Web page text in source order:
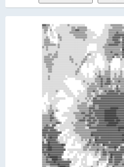
▓▓▓▓▒▒▒▒  ░░      ░░░░░░░░▒▒░░░░░░░░░░░░░░░░                    ░░░░░░▒▒▒▒▒▒▒▒▒▒▒▒░░░░▓▓▓▓▒▒▓▓▒▒▓▓▓▓▒▒▒▒▓▓▒▒▓▓▒▒▓▓▓▓▓▓▓▓▓▓░░  ▒▒▒▒▒▒▒▒▒▒▒▒
▒▒▒▒▒▒░░░░    ░░░░░░░░░░░░░░░░▒▒▒▒░░▒▒▒▒▒▒▒▒▒▒                  ░░░░░░░░▒▒▒▒▒▒▒▒▒▒▒▒▒▒▓▓▓▓▓▓▓▓▓▓▓▓▓▓▓▓▓▓▓▓▓▓▒▒▒▒▓▓▓▓▒▒▒▒▒▒▒▒▓▓▓▓▒▒▒▒▒▒▒▒░░
░░▒▒▒▒  ▒▒  ░░░░░░░░░░░░░░░░░░▒▒▒▒▓▓▓▓▒▒▒▒▒▒▒▒░░░░            ░░░░░░▒▒▒▒▒▒▒▒▒▒▒▒▒▒░░▒▒▓▓▓▓▓▓▒▒▓▓▓▓▓▓▓▓▓▓▓▓██▓▓▓▓▒▒▓▓▓▓▓▓▓▓▓▓▓▓▓▓░░░░▒▒▒▒▒▒
░░▒▒░░  ░░░░  ░░░░░░░░░░░░░░▒▒▒▒▒▒▒▒▒▒▒▒▒▒▒▒░░░░░░░░░░        ░░░░░░▒▒▒▒▒▒▒▒▓▓▒▒▒▒▒▒▓▓▓▓▓▓▓▓▓▓██▓▓██▓▓▓▓▓▓▓▓██▓▓▓▓▓▓▓▓▓▓▓▓▓▓▓▓▓▓▓▓░░░░░░░░
░░░░░░  ░░░░    ▒▒░░░░░░░░░░░░░░▒▒▒▒▒▒▒▒▒▒▒▒▒▒░░░░░░░░░░    ░░░░░░░░▒▒▒▒▒▒▓▓▓▓▓▓▓▓▓▓▓▓▓▓▓▓▓▓▓▓▓▓▓▓▓▓▓▓▓▓▓▓▓▓▓▓▓▓████▓▓▓▓▓▓▓▓▓▓▓▓▒▒▒▒    ░░
░░░░▒▒░░  ░░░░  ▒▒▒▒░░░░░░░░░░░░░░▒▒▒▒▒▒▒▒▒▒▒▒░░░░░░    ░░░░░░░░░░░░▒▒▒▒▓▓▓▓▓▓▓▓▒▒▓▓▓▓▓▓▓▓▓▓██▓▓▓▓▓▓▓▓▓▓▓▓▓▓▓▓████████▓▓▓▓▒▒▒▒▓▓▓▓░░  ░░░░
░░▒▒▒▒▒▒        ░░▒▒░░░░░░░░░░░░░░░░░░░░░░▒▒░░░░░░░░░░░░░░░░░░░░░░▒▒▒▒▒▒▓▓▓▓▓▓▒▒░░▓▓▓▓▓▓▓▓▓▓▓▓▓▓▓▓▓▓▓▓▓▓▓▓▓▓▓▓██▓▓▓▓██▓▓██▓▓▓▓▓▓▓▓▒▒░░░░░░
░░▒▒▒▒▒▒░░░░    ░░░░░░░░░░░░░░░░░░░░░░░░░░░░░░░░░░░░░░░░░░░░░░░░░░▒▒▒▒▒▒▒▒▓▓▓▓▓▓▒▒▓▓▓▓▓▓▓▓██▓▓▓▓▓▓██▓▓▓▓▓▓▓▓▓▓▓▓▓▓▓▓██████▓▓▓▓▓▓▓▓░░  ░░▒▒
░░▒▒▒▒▒▒▒▒▒▒▒▒░░▒▒░░░░░░░░░░░░░░░░░░░░░░░░░░░░░░        ░░░░░░░░▒▒▒▒▓▓▓▓▓▓▓▓▓▓▒▒▒▒▓▓▒▒▓▓▓▓▓▓▓▓▓▓▓▓▓▓▓▓▓▓▓▓████▓▓▓▓▓▓██▓▓██▓▓▓▓▓▓▓▓░░  ░░░░
▒▒░░▒▒░░░░░░░░░░▒▒░░░░░░░░░░░░░░░░░░░░░░░░░░░░          ░░░░░░▒▒▒▒▒▒▒▒▒▒▒▒▒▒▒▒▒▒▒▒▓▓▓▓▓▓▓▓▓▓▓▓▓▓▓▓▓▓▓▓▓▓████████▓▓▓▓██████████▓▓▓▓▓▓░░░░░░
░░░░▒▒░░░░░░░░░░░░░░░░░░░░░░░░░░░░░░░░░░░░░░░░          ░░░░░░░░▒▒▒▒▒▒▒▒▒▒▒▒▒▒▒▒░░██▒▒▓▓▓▓▓▓▓▓▓▓▓▓▓▓▓▓▓▓██▓▓████████▓▓████▓▓▓▓▓▓▓▓░░░░▒▒▒▒
░░░░░░░░░░░░░░▒▒░░░░░░░░░░░░░░░░░░░░░░░░░░░░░░  ░░░░░░░░░░░░░░░░▒▒▒▒▒▒▓▓▒▒▒▒▒▒▒▒▒▒▓▓▓▓▒▒▓▓▓▓▓▓▓▓▓▓▓▓▓▓▓▓▓▓██▓▓▓▓██████████▓▓██████░░░░░░▒▒
░░░░░░▒▒▒▒░░▒▒▒▒░░░░░░░░░░░░░░░░░░░░░░░░░░░░  ▒▒▒▒░░  ░░    ░░░░▒▒▒▒▒▒▒▒▒▒▓▓▓▓▒▒▒▒▓▓▒▒▓▓▓▓██▓▓▓▓▓▓▓▓▓▓▓▓▓▓██▓▓▓▓▓▓▓▓████████▓▓██▓▓▒▒░░░░░░
░░▒▒▒▒▒▒░░▒▒▒▒▒▒░░░░░░░░░░░░▒▒░░░░░░░░░░░░░░▒▒░░  ░░░░░░      ░░░░▒▒▒▒▒▒▓▓░░▒▒▒▒░░▓▓▒▒░░▓▓▓▓▓▓██▓▓▓▓▓▓▓▓▓▓██▓▓▓▓██▓▓████████████▓▓▒▒▒▒░░░░
░░▒▒▒▒▒▒▒▒▒▒░░░░░░░░░░░░░░░░▒▒▒▒░░░░░░░░░░▒▒▒▒░░░░░░░░        ░░░░▒▒▒▒▒▒        ▒▒░░░░░░▒▒░░  ░░▓▓▓▓▓▓████▓▓████████████████████▓▓░░░░▒▒░░
░░▒▒▒▒▒▒▒▒░░░░░░░░░░░░░░░░░░░░▒▒░░░░░░░░▒▒▒▒░░░░░░░░░░          ░░░░▒▒░░        ░░░░░░░░        ▓▓▓▓▓▓▓▓██████████████████▓▓▓▓██▓▓▒▒░░▒▒░░
░░░░▒▒▒▒▒▒▒▒░░░░░░░░░░░░░░░░░░░░░░▒▒░░░░▒▒    ░░    ░░          ░░░░░░          ░░░░░░        ░░▓▓▓▓▓▓▓▓████████████████████▓▓██░░▒▒▒▒░░░░
░░░░▒▒▒▒▒▒░░░░░░░░░░░░░░░░░░░░░░░░░░░░▒▒      ░░        ░░      ░░░░▒▒          ░░░░          ▒▒▓▓▓▓▓▓██▓▓██████████████████▓▓▓▓░░░░▓▓▒▒▒▒
░░░░░░▒▒▒▒░░░░░░░░░░░░░░░░░░░░░░░░░░▒▒░░              ░░░░░░  ░░░░░░▒▒    ░░  ░░░░      ░░    ▓▓▓▓▓▓░░░░▓▓▓▓████▓▓██████████▒▒▓▓▓▓▒▒▒▒▒▒▒▒
░░░░░░▒▒▒▒░░░░░░░░░░░░░░░░░░░░░░░░▒▒▒▒░░            ░░░░░░▒▒░░░░▒▒▒▒▒▒░░░░░░░░░░▒▒░░    ░░    ▒▒░░░░░░░░▒▒▒▒▓▓████▓▓██████▒▒░░▒▒▓▓▒▒▒▒▒▒▒▒
░░░░░░░░░░░░░░░░░░░░░░░░░░░░░░░░░░▒▒░░░░░░    ░░      ▒▒░░▒▒░░░░▒▒▒▒▒▒░░░░▒▒░░░░▒▒░░░░░░░░    ░░░░░░        ░░████████▓▓▓▓▒▒░░▒▒▓▓▒▒▒▒▒▒▒▒
░░░░░░▒▒░░░░░░░░░░░░░░░░  ░░░░░░░░░░░░░░░░░░  ░░    ░░░░▒▒▓▓▒▒▒▒▒▒▒▒▒▒░░░░▒▒░░▒▒▒▒░░░░▒▒░░░░░░░░░░          ▓▓▓▓▒▒▓▓▒▒▒▒▓▓▓▓▒▒▒▒▓▓▓▓▒▒▓▓▒▒
░░░░░░▒▒░░░░░░░░░░░░░░░░░░        ░░░░░░░░░░░░░░░░░░░░▒▒▒▒▒▒▓▓▒▒▒▒▓▓▓▓░░▒▒▒▒▒▒▒▒▒▒▒▒▒▒░░░░░░▒▒░░░░░░      ░░░░  ░░░░▒▒▒▒▓▓▓▓▒▒▒▒▒▒▒▒▒▒▒▒▒▒
░░░░░░░░░░░░░░░░░░░░░░                  ░░▒▒░░░░░░░░░░▒▒▒▒▒▒▓▓▒▒▒▒▓▓▓▓▒▒░░▒▒▒▒▓▓▒▒▒▒▒▒░░░░▒▒▒▒▒▒░░░░░░░░                ▓▓▓▓▒▒▒▒▒▒▒▒▓▓▒▒▒▒
░░░░░░░░░░░░░░░░░░░░░░░░                ░░░░░░▒▒░░▒▒▒▒░░▒▒▒▒▓▓▒▒▓▓▓▓▓▓▒▒▒▒▒▒▒▒▒▒▒▒▒▒▒▒▒▒▒▒▒▒▒▒▒▒▒▒░░░░          ░░░░░░░░▓▓▓▓▒▒▒▒▒▒▒▒▒▒▒▒▒▒
░░░░░░░░░░░░░░░░░░░░░░░░░░                ░░░░░░▒▒▒▒▒▒▒▒▒▒▒▒▓▓▒▒▒▒▒▒░░▒▒░░░░▓▓░░▒▒▒▒▒▒▒▒▓▓▒▒▒▒▒▒▒▒░░          ░░░░░░░░▒▒▓▓▒▒▒▒▒▒▒▒░░▒▒▒▒▒▒
░░░░░░░░░░░░░░░░░░░░░░░░░░░░                ░░▒▒▒▒▒▒▒▒▒▒░░▒▒▒▒▒▒▒▒▒▒▒▒▒▒░░▒▒▓▓▒▒▒▒▒▒▒▒▓▓▒▒▒▒▒▒▒▒▒▒░░          ░░░░░░░░░░▓▓▒▒▒▒▒▒▒▒░░▒▒▒▒░░
░░░░░░░░░░░░░░▒▒░░    ░░░░░░░░      ░░░░  ░░░░▒▒▒▒▒▒▓▓▒▒▒▒░░░░▒▒▓▓▒▒▓▓▓▓▓▓▒▒▓▓▓▓▒▒▒▒▒▒▒▒▒▒▒▒▒▒▒▒░░░░░░      ░░░░  ░░░░░░▒▒▒▒▒▒▒▒▒▒▒▒▒▒▒▒░░
░░░░  ░░░░░░░░░░        ░░░░░░░░      ░░░░░░░░▒▒▒▒░░░░▒▒▒▒░░▒▒▒▒▒▒▓▓▓▓▓▓▓▓▓▓▓▓▒▒▓▓▓▓▓▓▒▒▒▒▒▒▒▒▒▒░░░░░░      ░░░░          ░░▒▒░░░░▓▓▒▒░░░░
░░    ░░░░░░░░            ░░░░░░░░  ░░░░░░░░░░▒▒▒▒▒▒░░▒▒▓▓▓▓▓▓▓▓▓▓▓▓▓▓▓▓▓▓▓▓▓▓▓▓▓▓▓▓▓▓▒▒▓▓▒▒▒▒▒▒░░▒▒░░    ▒▒▒▒░░░░░░░░░░░░  ░░░░░░▒▒░░░░░░
      ░░░░  ░░░░░░░░░░░░        ░░░░░░░░░░░░▒▒░░▒▒░░▓▓▓▓▒▒▒▒▓▓▓▓▓▓▓▓▓▓▓▓▓▓▓▓▓▓▓▓▓▓▓▓▓▓▓▓▓▓░░░░░░▒▒░░░░  ▓▓▒▒▒▒░░░░  ░░░░░░  ▒▒░░░░▒▒░░░░░░
      ░░░░░░░░░░░░              ░░░░▒▒░░░░░░░░▒▒░░▒▒▓▓▓▓▓▓▓▓▓▓▓▓▓▓▓▓▓▓▓▓▓▓▓▓▓▓▓▓▓▓▓▓▓▓▓▓▓▓▒▒░░░░░░░░░░▓▓▒▒░░░░            ░░▒▒░░░░▒▒░░░░░░
  ░░    ░░░░░░░░                ░░░░░░░░▒▒▒▒▒▒░░░░░░▓▓▓▓▓▓▓▓▓▓▓▓▓▓▓▓▓▓▓▓▓▓▓▓▓▓▓▓▓▓▓▓▓▓▓▓▓▓▒▒░░▒▒▒▒▒▒▓▓▒▒░░░░            ░░░░▒▒░░░░░░░░░░▒▒
    ░░░░▒▒░░░░                ░░░░░░▒▒▒▒▒▒▒▒▒▒░░▒▒▒▒▓▓▒▒▒▒▓▓▓▓▓▓▓▓▓▓▓▓▓▓▓▓▓▓▓▓▓▓▓▓▓▓▓▓▓▓▓▓▓▓▒▒▒▒▒▒▒▒▒▒▒▒▒▒░░░░░░      ░░░░░░▒▒░░░░░░░░░░▓▓
    ░░░░▒▒░░░░░░          ░░░░░░░░░░▒▒▒▒▒▒▒▒▒▒▒▒▓▓▓▓▓▓▒▒▒▒▓▓▓▓▓▓▓▓▓▓▓▓████████▓▓▓▓▓▓▓▓▓▓▓▓▓▓▓▓▒▒░░▒▒▒▒▒▒▒▒▒▒░░░░  ░░░░░░░░▒▒░░░░░░░░░░▒▒▓▓
░░  ░░▒▒▒▒▒▒░░▒▒░░          ░░░░░░░░░░▒▒▒▒▒▒▒▒▒▒▓▓▒▒▓▓▓▓▓▓▓▓▓▓▓▓████████████▓▓▓▓▓▓▓▓▓▓▓▓▓▓▓▓▓▓▓▓░░░░░░░░░░░░░░          ░░░░  ░░▒▒░░░░▓▓▓▓
░░░░░░▒▒▒▒▓▓░░        ░░░░░░░░░░▒▒▒▒▒▒▒▒▓▓▓▓▒▒▒▒▓▓▓▓▒▒▓▓▓▓▓▓▓▓▓▓████████████▓▓▓▓▓▓▓▓▓▓██▓▓▓▓▓▓▒▒▒▒▒▒▒▒▒▒░░              ░░░░░░░░░░▓▓▓▓▓▓▓▓
▒▒▒▒▒▒▒▒▓▓▒▒░░      ░░░░░░░░░░░░░░▒▒▒▒▒▒▒▒▒▒▓▓▓▓▓▓▒▒▒▒▓▓▓▓▓▓▓▓▓▓████████████▓▓▓▓▓▓▓▓▓▓▓▓▓▓▓▓▓▓▓▓▒▒▒▒░░░░░░░░░░░░      ░░░░▒▒░░▒▒▒▒▒▒▓▓▓▓▓▓
▒▒▒▒▒▒▒▒▓▓▓▓▒▒░░          ░░░░░░░░▒▒▒▒▒▒▒▒▓▓▒▒▒▒▓▓▓▓▓▓▒▒▓▓▓▓▓▓▓▓██████████████▓▓▓▓▓▓▓▓▓▓▓▓▓▓▓▓▓▓░░▒▒▒▒▒▒▒▒░░░░      ░░░░▒▒▒▒▒▒▒▒▒▒░░▒▒▓▓▓▓
▒▒▒▒▒▒▒▒▓▓▒▒▒▒▒▒░░      ░░░░░░░░░░░░▒▒▓▓▓▓▓▓▒▒▓▓▓▓▒▒▓▓▓▓▒▒▓▓▓▓▓▓██████████▓▓████▓▓▓▓████▓▓▓▓▓▓▓▓▒▒▒▒▒▒░░░░░░        ░░▒▒▒▒▓▓▒▒▒▒▒▒  ▒▒▒▒▓▓
▒▒▒▒▒▒▒▒▒▒▒▒▒▒▓▓▓▓▒▒  ░░░░░░░░▒▒░░▒▒▒▒▒▒▒▒▒▒░░▒▒▓▓▓▓▓▓▒▒▒▒▓▓▓▓▓▓▓▓▓▓██████████▓▓▓▓▓▓▓▓▓▓▓▓▓▓▓▓▒▒▒▒▒▒▒▒▒▒░░░░    ░░░░    ░░▓▓▓▓▒▒░░  ░░▒▒▓▓
▒▒▒▒▓▓▒▒░░▓▓▓▓░░  ░░░░░░░░░░░░░░▒▒▒▒▒▒▒▒▒▒▒▒▒▒▓▓▓▓▒▒▒▒▒▒▓▓▓▓▓▓▓▓▓▓██████████▓▓▓▓▓▓▓▓▓▓▓▓▓▓▓▓▓▓░░▒▒▒▒▒▒▒▒░░░░        ░░  ░░▓▓▓▓▒▒    ░░▓▓▓▓
▒▒▓▓▓▓▓▓▓▓▓▓░░░░░░░░░░░░░░░░░░░░░░▒▒▒▒▒▒▒▒▒▒░░░░▓▓▓▓▓▓▓▓▓▓▓▓▓▓▓▓▓▓▓▓▓▓▓▓▓▓▓▓▓▓██████▓▓▓▓▓▓▓▓▓▓▒▒▒▒▒▒▒▒▒▒▒▒░░        ░░    ▓▓▓▓▒▒      ▒▒▓▓
▓▓▓▓▓▓▒▒▓▓▓▓▓▓▒▒  ░░░░░░